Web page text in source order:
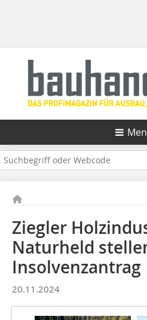
Ziegler
Naturheld
Insolvenzantrag
20.11.2024